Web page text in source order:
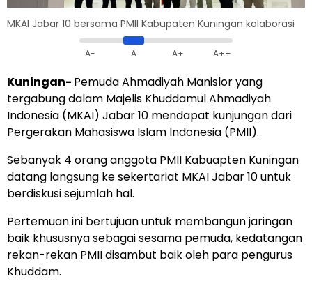
MKAI Jabar 10 bersama PMII Kabupaten Kuningan kolaborasi
A- A A+ A++
Kuningan- Pemuda Ahmadiyah Manislor yang
tergabung dalam Majelis Khuddamul Ahmadiyah
Indonesia (MKAI) Jabar 10 mendapat kunjungan dari
Pergerakan Mahasiswa Islam Indonesia (PMII).
Sebanyak 4 orang anggota PMII Kabuapten Kuningan
datang langsung ke sekertariat MKAI Jabar 10 untuk
berdiskusi sejumlah hal.
Pertemuan ini bertujuan untuk membangun jaringan
baik khususnya sebagai sesama pemuda, kedatangan
rekan-rekan PMII disambut baik oleh para pengurus
Khuddam.